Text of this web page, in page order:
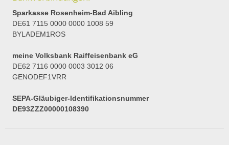
Sparkasse Rosenheim-Bad Aibling
DE61 7115 0000 0000 1008 59
BYLADEM1ROS
meine Volksbank Raiffeisenbank eG
DE62 7116 0000 0003 3012 06
GENODEF1VRR
SEPA-Gläubiger-Identifikationsnummer
DE93ZZZ00000108390